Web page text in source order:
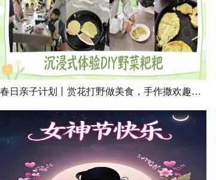
春日亲子计划丨赏花打野做美食，手作撒欢趣玩一整天